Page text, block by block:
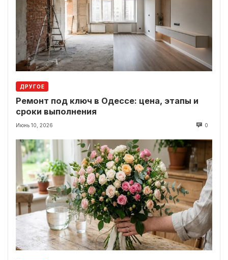
ДРУГОЕ
Ремонт под ключ в Одессе: цена, этапы и
сроки выполнения
Июнь 10, 2026 0